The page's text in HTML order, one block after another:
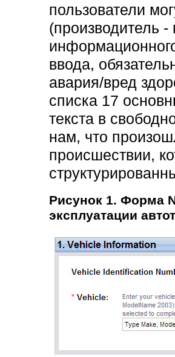
пользователи
(производитель
ввода,
авария/вред
списка 17
текста в
нам, что
происшествии,
Рисунок 1. Форма
эксплуатации